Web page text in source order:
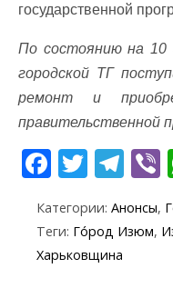
государственной
По состоянию на 10
городской ТГ
ремонт и
правительственной
F
e
b
T
itt
er
T
e
Категории: Анонсы,
Теги: Го́род Изюм,
Харьковщина